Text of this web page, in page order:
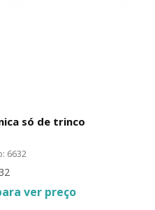
só de trinco
6632
ver preço